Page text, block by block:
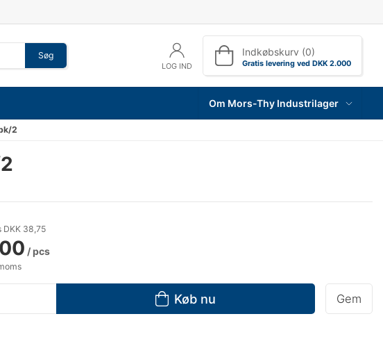
Søg
LOG IND
Indkøbskurv (0)
Gratis levering ved DKK 2.000
Om Mors-Thy Industrilager
2
DKK 38,75
/ pcs
Køb nu Gem